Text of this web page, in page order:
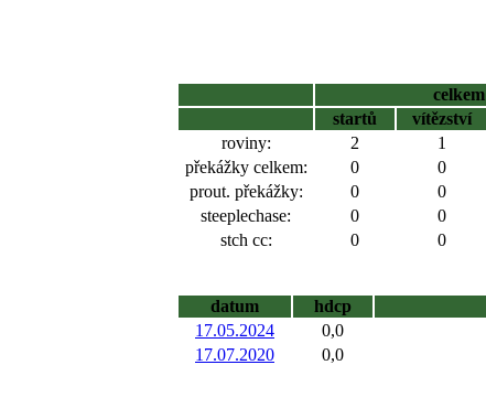
celkem
startů
vítězství
roviny:
2 1
překážky celkem:
0 0
prout. překážky:
0 0
steeplechase:
0 0
stch cc:
0 0
datum
hdcp
17.05.2024
0,0
17.07.2020
0,0